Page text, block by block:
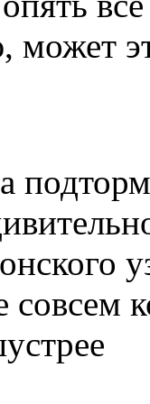
совсем